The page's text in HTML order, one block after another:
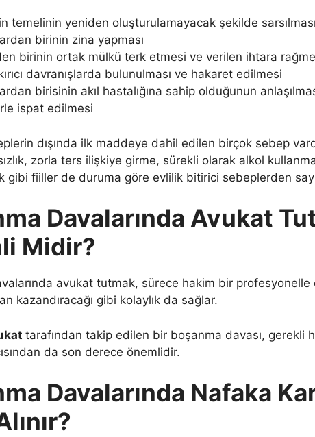
temelinin yeniden oluşturulamayacak şekilde sarsılması
birinin zina yapması
birinin ortak mülkü terk etmesi ve verilen ihtara
davranışlarda bulunulması ve hakaret edilmesi
birisinin akıl hastalığına sahip olduğunun
ispat edilmesi
dışında ilk maddeye dahil edilen birçok sebep
zorla ters ilişkiye girme, sürekli olarak alkol
gibi fiiller de duruma göre evlilik bitirici sebeplerden
Davalarında Avukat
Midir?
avukat tutmak, sürece hakim bir profesyonelle
kazandıracağı gibi kolaylık da sağlar.
tarafından takip edilen bir boşanma davası, gerekli
da son derece önemlidir.
Davalarında Nafaka